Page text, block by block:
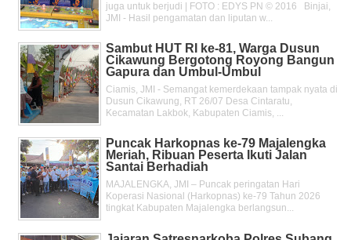
juga untuk berjudi | FOTO : EDYS PN © 2016 Binjai,
JMI - Hasil pengamatan dan liputan w...
Sambut HUT RI ke-81, Warga Dusun
Cikawung Bergotong Royong Bangun
Gapura dan Umbul-Umbul
Ciamis, JMI - Semangat kemerdekaan tampak nyata di
Dusun Cikawung, RT 26/07 Desa Cintaratu,
Kecamatan Lakbok, Kabupaten Ciamis, ...
Puncak Harkopnas ke-79 Majalengka
Meriah, Ribuan Peserta Ikuti Jalan
Santai Berhadiah
MAJALENGKA, JMI – Puncak peringatan Hari
Koperasi Nasional (Harkopnas) ke-79 Tahun 2026
tingkat Kabupaten Majalengka berlangsun...